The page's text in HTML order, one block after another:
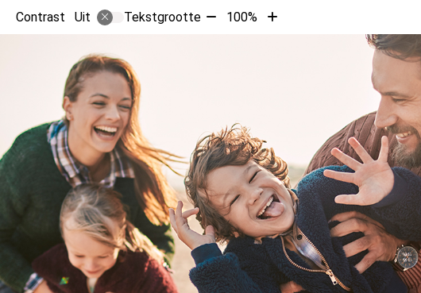
Contrast Uit Tekstgrootte Tekst100%
Tekst